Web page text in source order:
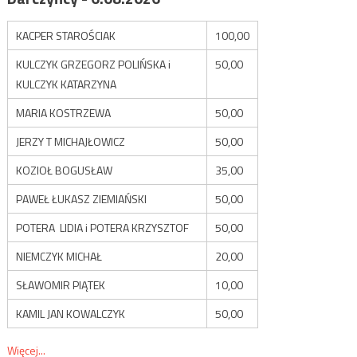
KACPER STAROŚCIAK
100,00
KULCZYK GRZEGORZ POLIŃSKA i
KULCZYK KATARZYNA
50,00
MARIA KOSTRZEWA
50,00
JERZY T MICHAJŁOWICZ
50,00
KOZIOŁ BOGUSŁAW
35,00
PAWEŁ ŁUKASZ ZIEMIAŃSKI
50,00
POTERA LIDIA i POTERA KRZYSZTOF
50,00
NIEMCZYK MICHAŁ
20,00
SŁAWOMIR PIĄTEK
10,00
KAMIL JAN KOWALCZYK
50,00
Więcej...